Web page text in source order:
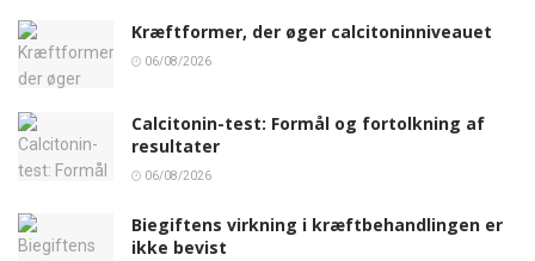
Kræftformer, der øger calcitoninniveauet
06/08/2026
Calcitonin-test: Formål og fortolkning af
resultater
06/08/2026
Biegiftens virkning i kræftbehandlingen er
ikke bevist